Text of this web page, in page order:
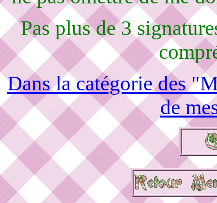
Pas plus de 3
Dans la catégorie des
de